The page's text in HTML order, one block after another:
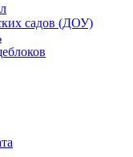
садов (ДОУ)